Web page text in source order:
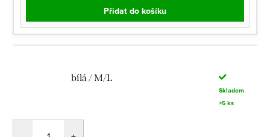
Přidat do košíku
bílá / M/L
Skladem
>5 ks